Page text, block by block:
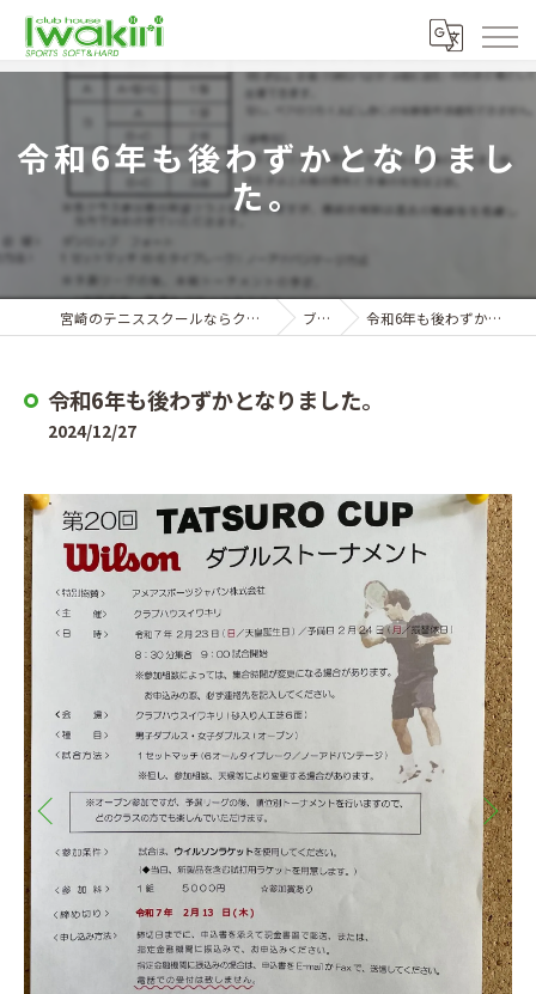
令和6年も後わずかとなりまし
た。
宮崎のテニススクールならクラブハウスイワキリ ブログ 令和6年も後わずかとなりました。
令和6年も後わずかとなりました。
2024/12/27